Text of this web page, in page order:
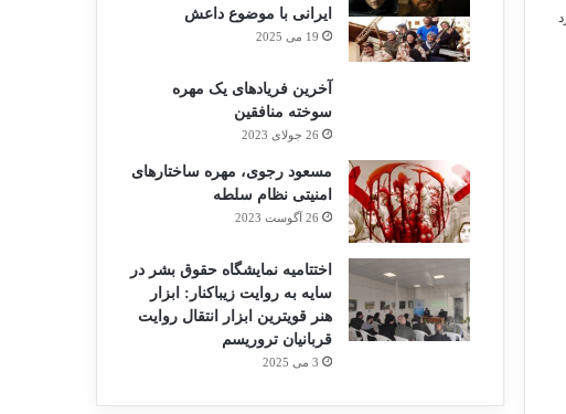
ایرانی با موضوع داعش
19 می 2025
آخرین فریادهای یک مهره
سوخته منافقین
26 جولای 2023
مسعود رجوی، مهره ساختارهای
امنیتی نظام سلطه
26 آگوست 2023
اختتامیه نمایشگاه حقوق بشر در
سایه به روایت زیباکنار: ابزار
هنر قویترین ابزار انتقال روایت
قربانیان تروریسم
3 می 2025